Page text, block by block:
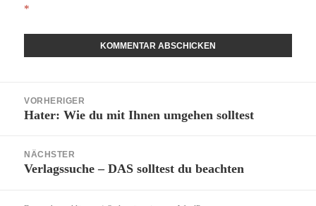
*
VORHERIGER
Vorheriger
Hater: Wie du mit Ihnen umgehen solltest
NÄCHSTER
Nächster
Verlagssuche – DAS solltest du beachten